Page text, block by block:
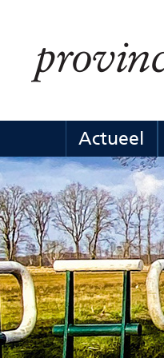
inhoud
Actueel